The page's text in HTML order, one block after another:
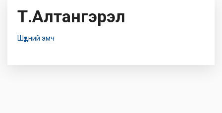
Т.Алтангэрэл
Шүдний эмч